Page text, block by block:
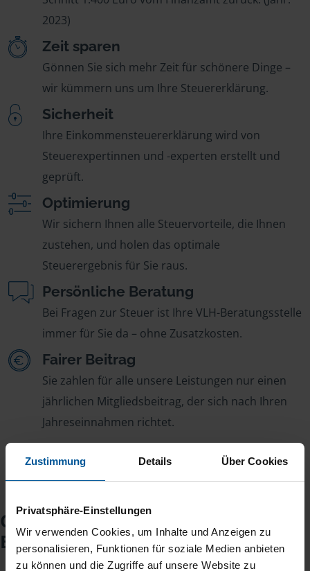
Zustimmung Details Über Cookies
Privatsphäre-Einstellungen
Wir verwenden Cookies, um Inhalte und Anzeigen zu
personalisieren, Funktionen für soziale Medien anbieten
zu können und die Zugriffe auf unsere Website zu
2023)
Zeit sparen
Gönnen Sie sich mehr Zeit für schönere Dinge –
wir kümmern uns um Ihre Steuererklärung.
Sicherheit
Ihre Einkommensteuererklärung wird von
Steuerexpertinnen und -experten erstellt und
geprüft.
Optimierung
Wir sichern Ihnen alle Steuervorteile, die Ihnen
zustehen, und holen das optimale
Steuerergebnis für Sie raus.
Persönliche Beratung
Bei Fragen zur Steuer ist Ihre VLH-Beratungsstelle
immer für Sie da – ohne Zusatzkosten.
Fairer Beitrag
Sie zahlen für alle unsere Leistungen nur einen
jährlichen Mitgliedsbeitrag, der sich nach Ihren
Jahreseinnahmen richtet.
Checkliste für Ihr
Beratungsgespräch